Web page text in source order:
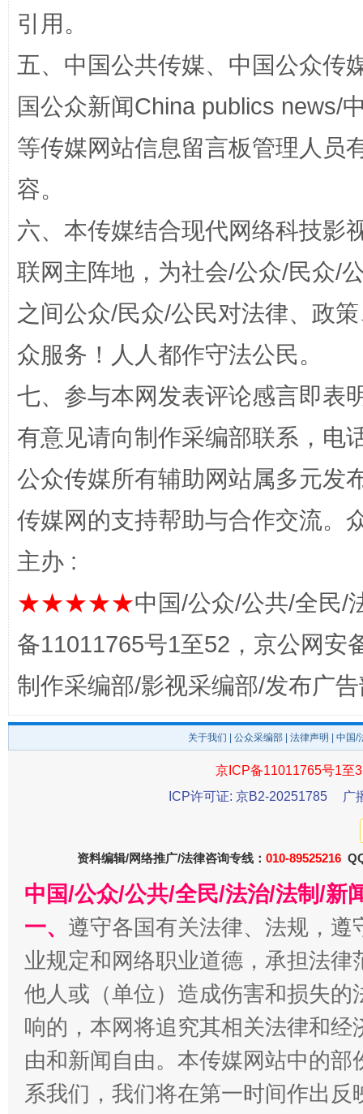
扯下公款旅游的“隐身衣” 如何以
“蜀中异人”王建安的艺术幻境
完善运行机制助力责任有效落实 一纸欠
东山县通报“牛蛙产品抗生素超标问题” 法
千年窑火 生生不息 一
引用。
五、中国公共传媒、中国公众传
国公众新闻China publics news/
等传媒网站信息留言板管理人员
容。
六、本传媒结合现代网络科技影
联网主阵地，为社会/公众/民众/
之间公众/民众/公民对法律、政
众服务！人人都作守法公民。
七、参与本网发表评论感言即表
有意见请向制作采编部联系，电
公众传媒所有辅助网站属多元发
传媒网的支持帮助与合作交流。
主办 :
★★★★★中国/公众/公共/全民/
备11011765号1至52，京公网安
制作采编部/影视采编部/发布广
关于我们 公众采编部 法律声明 | 中国
京ICP备11011765号1至
ICP许可证: 京B2-20251785
广
资料编辑/网络推广/法律咨询专线： 010-89525216
中国/公众/公共/全民/法治/法制/新
一、 遵守各国有关法律、法规，
业规定和网络职业道德，承担法
他人或（单位）造成伤害和损失
响的，本网将追究其相关法律和
由和新闻自由。本传媒网站中的
系我们，我们将在第一时间作出